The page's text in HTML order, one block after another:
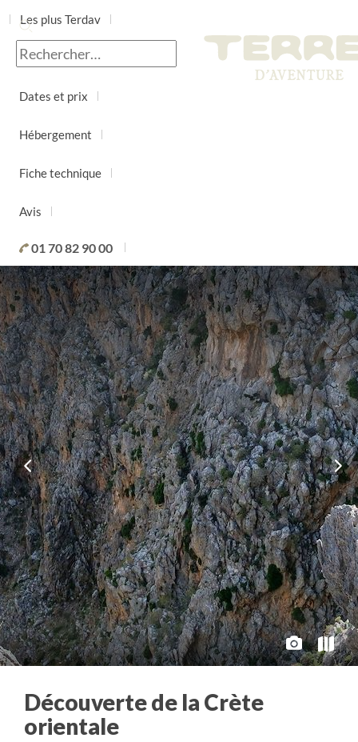
Les plus Terdav
Jour par jour
Dates et prix
Hébergement
Fiche technique
Avis
01 70 82 90 00
Découverte de la Crète
orientale